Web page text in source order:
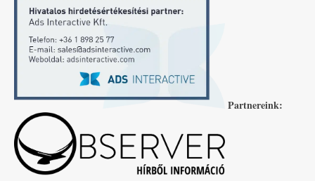
Partnereink: